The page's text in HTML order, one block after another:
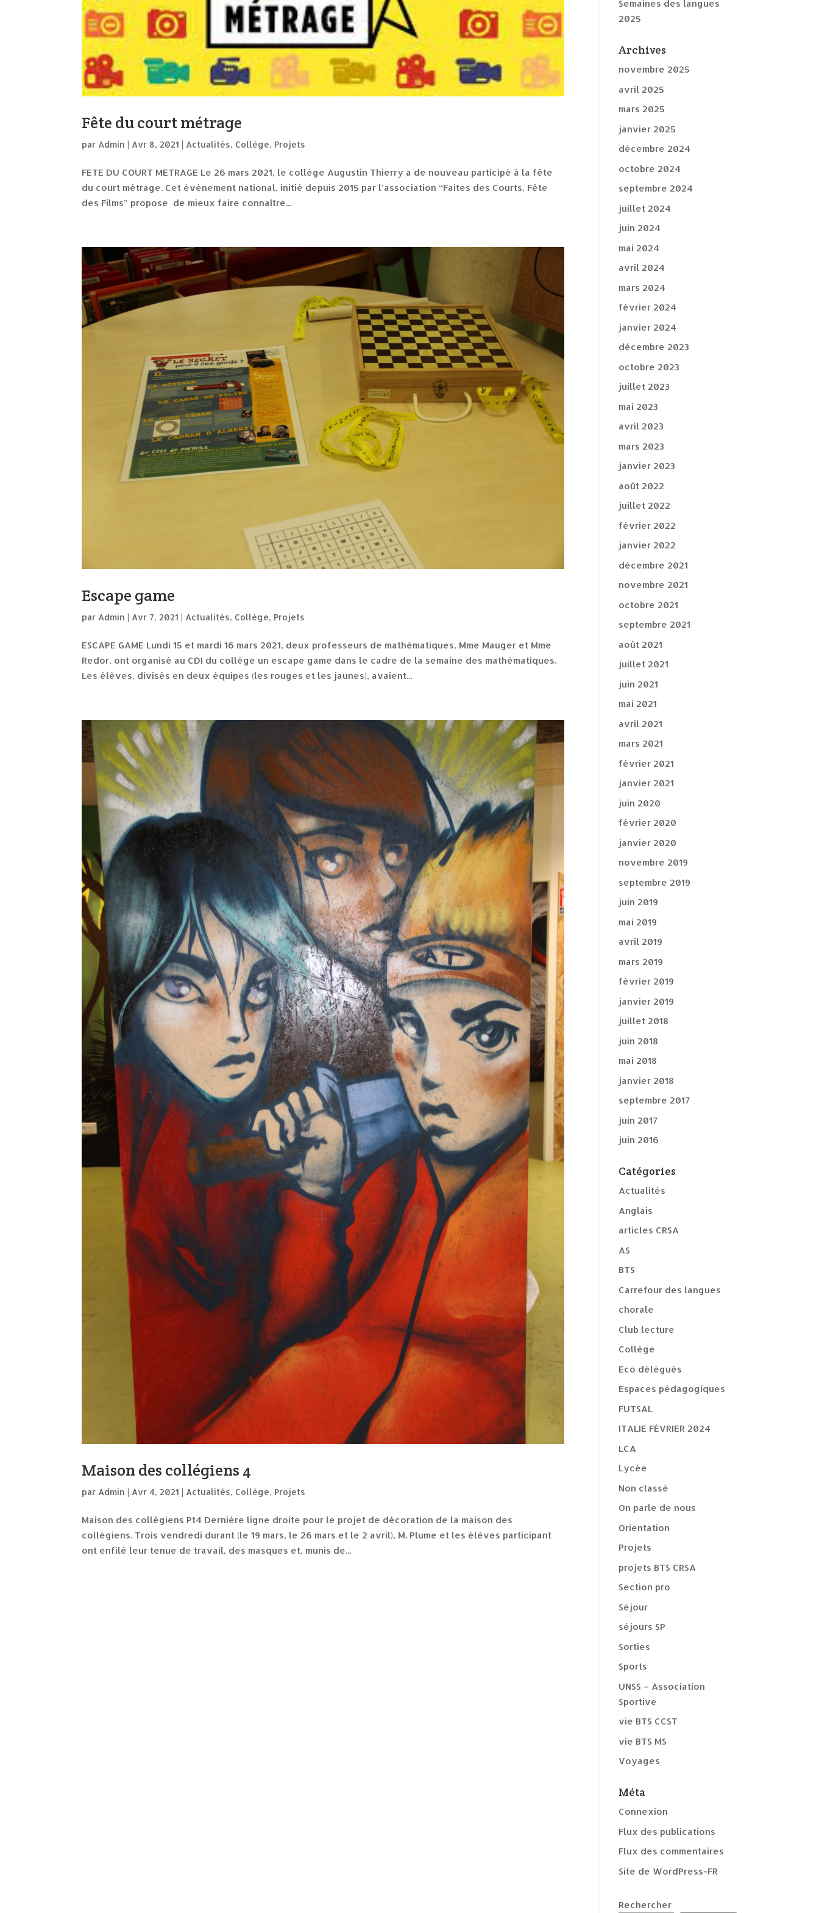
Fête du court métrage
par Admin | Avr 8, 2021 | Actualités, Collège, Projets
FETE DU COURT METRAGE Le 26 mars 2021, le collège Augustin Thierry a de nouveau participé à la fête
du court métrage. Cet évènement national, initié depuis 2015 par l’association “Faites des Courts, Fête
des Films” propose de mieux faire connaître...
Escape game
par Admin | Avr 7, 2021 | Actualités, Collège, Projets
ESCAPE GAME Lundi 15 et mardi 16 mars 2021, deux professeurs de mathématiques, Mme Mauger et Mme
Redor, ont organisé au CDI du collège un escape game dans le cadre de la semaine des mathématiques.
Les élèves, divisés en deux équipes (les rouges et les jaunes), avaient...
Maison des collégiens 4
par Admin | Avr 4, 2021 | Actualités, Collège, Projets
Maison des collégiens Pt4 Dernière ligne droite pour le projet de décoration de la maison des
collégiens. Trois vendredi durant (le 19 mars, le 26 mars et le 2 avril), M. Plume et les élèves participant
ont enfilé leur tenue de travail, des masques et, munis de...
Semaines des langues
2025
Archives
novembre 2025
avril 2025
mars 2025
janvier 2025
décembre 2024
octobre 2024
septembre 2024
juillet 2024
juin 2024
mai 2024
avril 2024
mars 2024
février 2024
janvier 2024
décembre 2023
octobre 2023
juillet 2023
mai 2023
avril 2023
mars 2023
janvier 2023
août 2022
juillet 2022
février 2022
janvier 2022
décembre 2021
novembre 2021
octobre 2021
septembre 2021
août 2021
juillet 2021
juin 2021
mai 2021
avril 2021
mars 2021
février 2021
janvier 2021
juin 2020
février 2020
janvier 2020
novembre 2019
septembre 2019
juin 2019
mai 2019
avril 2019
mars 2019
février 2019
janvier 2019
juillet 2018
juin 2018
mai 2018
janvier 2018
septembre 2017
juin 2017
juin 2016
Catégories
Actualités
Anglais
articles CRSA
AS
BTS
Carrefour des langues
chorale
Club lecture
Collège
Eco délégués
Espaces pédagogiques
FUTSAL
ITALIE FÉVRIER 2024
LCA
Lycée
Non classé
On parle de nous
Orientation
Projets
projets BTS CRSA
Section pro
Séjour
séjours SP
Sorties
Sports
UNSS – Association
Sportive
vie BTS CCST
vie BTS MS
Voyages
Méta
Connexion
Flux des publications
Flux des commentaires
Site de WordPress-FR
Rechercher